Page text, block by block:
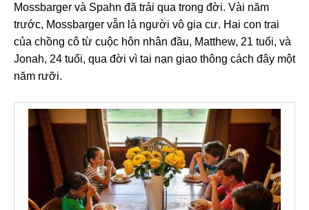
Mossbarger và Spahn đã trải qua trong đời. Vài năm
trước, Mossbarger vẫn là người vô gia cư. Hai con trai
của chồng cô từ cuộc hôn nhân đầu, Matthew, 21 tuổi, và
Jonah, 24 tuổi, qua đời vì tai nạn giao thông cách đây một
năm rưỡi.